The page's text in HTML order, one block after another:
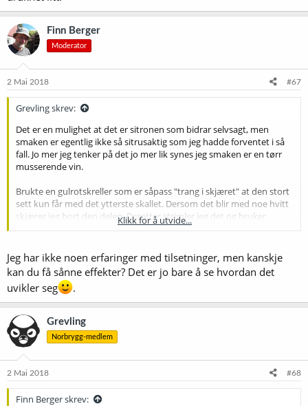
Finn Berger
Moderator
2 Mai 2018 #67
Grevling skrev:
Det er en mulighet at det er sitronen som bidrar selvsagt, men
smaken er egentlig ikke så sitrusaktig som jeg hadde forventet i så
fall. Jo mer jeg tenker på det jo mer lik synes jeg smaken er en tørr
musserende vin.
Brukte en gulrotskreller som er såpass "trang i skjæret" at den stort
sett kun får med det ytterste skallet. Dersom det blir med noe hvitt
skjærer jeg bort den delen. Deretter strimler jeg det og bruker
humlepose. At noe hvitt kan ha sneket seg med er selvsagt mulig,
oppskriften er det også 20g ny knust pepper. Kunne tydelig kjenne
det på smaken fram til denne syrlige/vinøse smaken kom, men nå
er peppersmaken druknet litt.
Klikk for å utvide...
Jeg har ikke noen erfaringer med tilsetninger, men kanskje
kan du få sånne effekter? Det er jo bare å se hvordan det
uvikler seg
.
Grevling
Norbrygg-medlem
2 Mai 2018 #68
Finn Berger skrev: